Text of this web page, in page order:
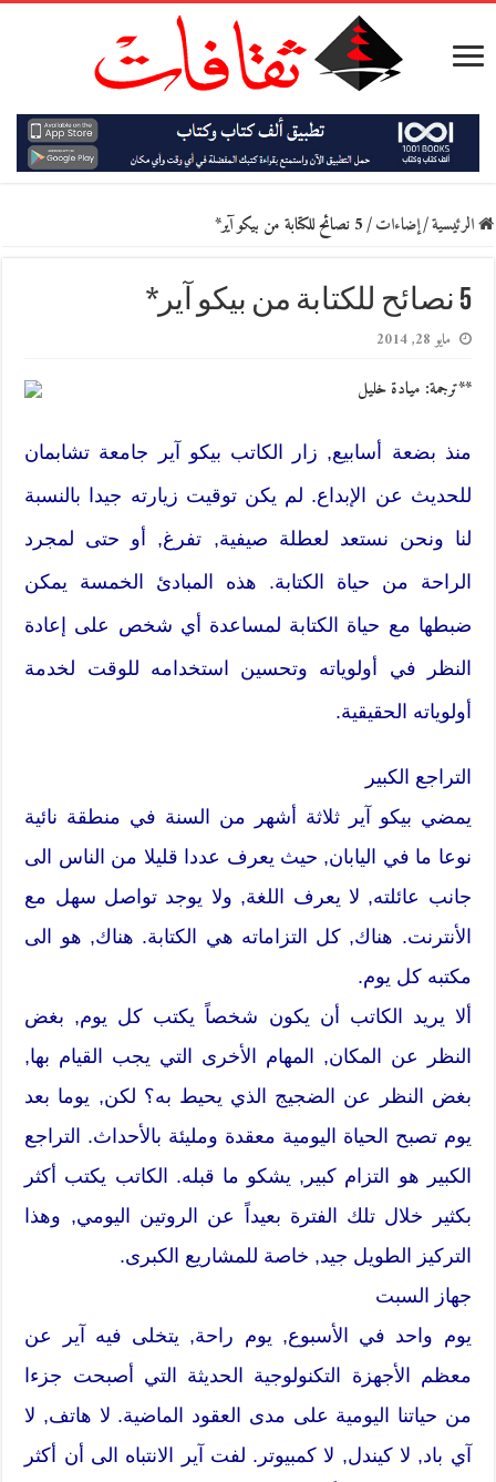
الرئيسية/إضاءات/5 نصائح للكتابة من بيكو آير*
5 نصائح للكتابة من بيكو آير*
مايو 28, 2014
**ترجمة: ميادة خليل
منذ بضعة أسابيع, زار الكاتب بيكو آير جامعة تشابمان
للحديث عن الإبداع. لم يكن توقيت زيارته جيدا بالنسبة
لنا ونحن نستعد لعطلة صيفية, تفرغ, أو حتى لمجرد
الراحة من حياة الكتابة. هذه المبادئ الخمسة يمكن
ضبطها مع حياة الكتابة لمساعدة أي شخص على إعادة
النظر في أولوياته وتحسين استخدامه للوقت لخدمة
أولوياته الحقيقية.
التراجع الكبير
يمضي بيكو آير ثلاثة أشهر من السنة في منطقة نائية
نوعا ما في اليابان, حيث يعرف عددا قليلا من الناس الى
جانب عائلته, لا يعرف اللغة, ولا يوجد تواصل سهل مع
الأنترنت. هناك, كل التزاماته هي الكتابة. هناك, هو الى
مكتبه كل يوم.
ألا يريد الكاتب أن يكون شخصاً يكتب كل يوم, بغض
النظر عن المكان, المهام الأخرى التي يجب القيام بها,
بغض النظر عن الضجيج الذي يحيط به؟ لكن, يوما بعد
يوم تصبح الحياة اليومية معقدة ومليئة بالأحداث. التراجع
الكبير هو التزام كبير, يشكو ما قبله. الكاتب يكتب أكثر
بكثير خلال تلك الفترة بعيداً عن الروتين اليومي, وهذا
التركيز الطويل جيد, خاصة للمشاريع الكبرى.
جهاز السبت
يوم واحد في الأسبوع, يوم راحة, يتخلى فيه آير عن
معظم الأجهزة التكنولوجية الحديثة التي أصبحت جزءا
من حياتنا اليومية على مدى العقود الماضية. لا هاتف, لا
آي باد, لا كيندل, لا كمبيوتر. لفت آير الانتباه الى أن أكثر